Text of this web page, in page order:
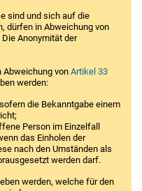
sind und sich auf die
dürfen in Abweichung von
Anonymität der
Abweichung von Artikel 33
werden:
die Bekanntgabe einem
Person im Einzelfall
das Einholen der
nach den Umständen als
werden darf.
werden, welche für den